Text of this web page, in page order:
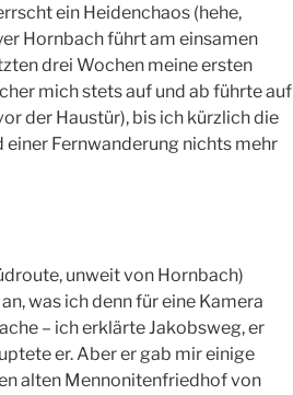
ein Heidenchaos (hehe,
Hornbach führt am einsamen
drei Wochen meine ersten
mich stets auf und ab führte auf
der Haustür), bis ich kürzlich die
Fernwanderung nichts mehr
unweit von Hornbach)
was ich denn für eine Kamera
– ich erklärte Jakobsweg, er
er. Aber er gab mir einige
alten Mennonitenfriedhof von